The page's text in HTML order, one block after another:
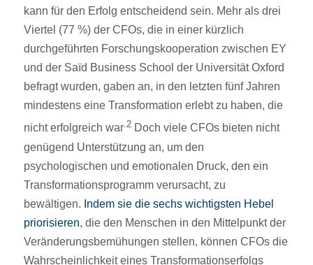
kann für den Erfolg entscheidend sein. Mehr als drei
Viertel (77 %) der CFOs, die in einer kürzlich
durchgeführten Forschungskooperation zwischen EY
und der Saïd Business School der Universität Oxford
befragt wurden, gaben an, in den letzten fünf Jahren
mindestens eine Transformation erlebt zu haben, die
nicht erfolgreich war.2Doch viele CFOs bieten nicht
genügend Unterstützung an, um den
psychologischen und emotionalen Druck, den ein
Transformationsprogramm verursacht, zu
bewältigen. Indem sie die sechs wichtigsten Hebel
priorisieren, die den Menschen in den Mittelpunkt der
Veränderungsbemühungen stellen, können CFOs die
Wahrscheinlichkeit eines Transformationserfolgs